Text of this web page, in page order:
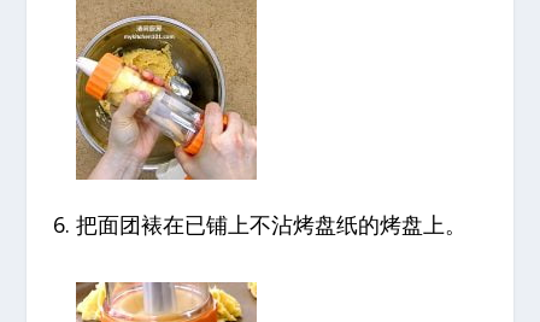
把面团裱在已铺上不沾烤盘纸的烤盘上。